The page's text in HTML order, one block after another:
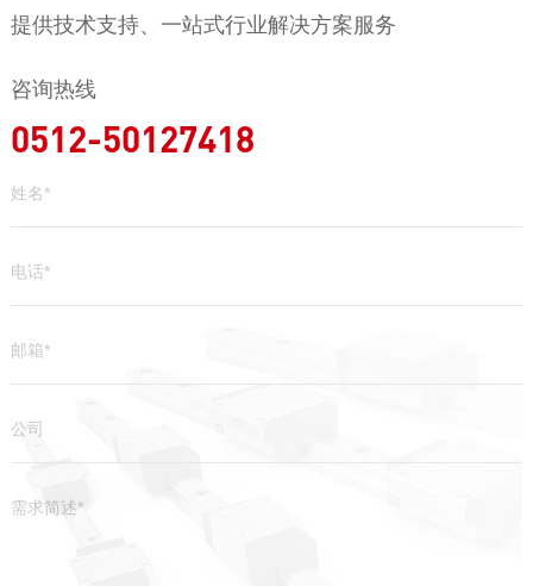
提供技术支持、一站式行业解决方案服务
咨询热线
0512-50127418